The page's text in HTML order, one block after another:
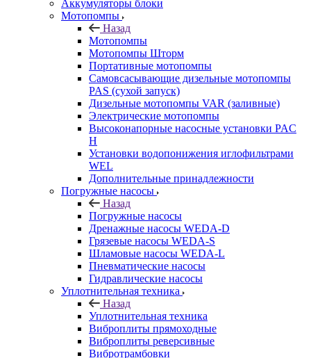
Аккумуляторы блоки
Мотопомпы
Назад
Мотопомпы
Мотопомпы Шторм
Портативные мотопомпы
Самовсасывающие дизельные мотопомпы
PAS (сухой запуск)
Дизельные мотопомпы VAR (заливные)
Электрические мотопомпы
Высоконапорные насосные установки PAC
H
Установки водопонижения иглофильтрами
WEL
Дополнительные принадлежности
Погружные насосы
Назад
Погружные насосы
Дренажные насосы WEDA-D
Грязевые насосы WEDA-S
Шламовые насосы WEDA-L
Пневматические насосы
Гидравлические насосы
Уплотнительная техника
Назад
Уплотнительная техника
Виброплиты прямоходные
Виброплиты реверсивные
Вибротрамбовки